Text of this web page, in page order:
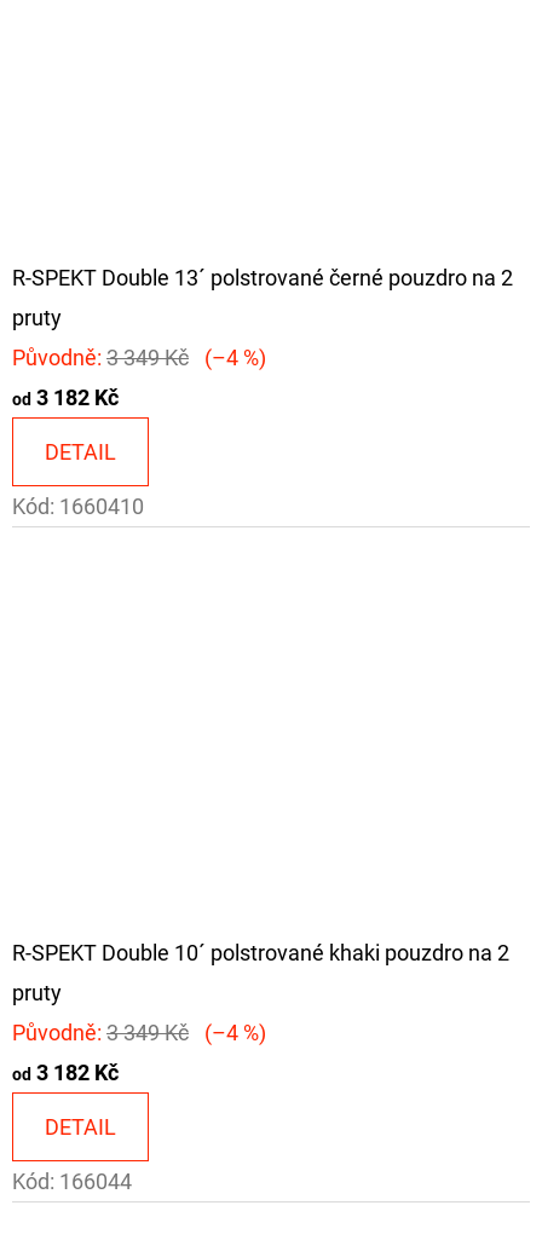
R-SPEKT Double 13´ polstrované černé pouzdro na 2
pruty
Původně: 3 349 Kč (–4 %)
od 3 182 Kč
DETAIL
Kód: 1660410
R-SPEKT Double 10´ polstrované khaki pouzdro na 2
pruty
Původně: 3 349 Kč (–4 %)
od 3 182 Kč
DETAIL
Kód: 166044